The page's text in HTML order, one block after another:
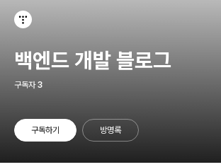
백엔드 개발 블로그
구독자 3
구독하기 방명록